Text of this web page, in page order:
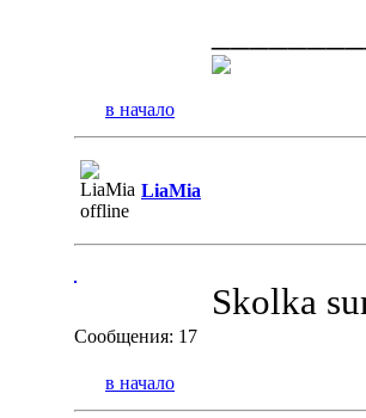
в начало
LiaMia
Сообщения: 17
Skolka
в начало